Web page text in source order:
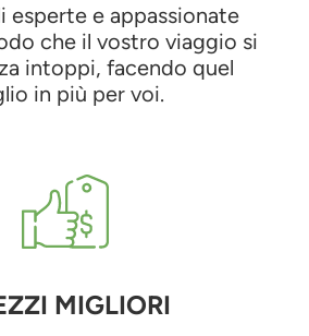
esperte e appassionate
che il vostro viaggio si
intoppi, facendo quel
in più per voi.
MIGLIORI